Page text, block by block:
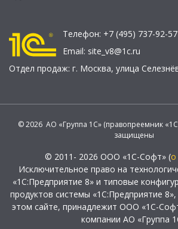
Телефон: +7 (495) 737-92-57
Email: site_v8@1c.ru
Отдел продаж: г. Москва, улица
© 2026 АО «Группа 1С» (правопреемник
защищены
© 2011- 2026 ООО «1С-Софт» (
Исключительное право на
«1С:Предприятие 8» и типовые
продуктов системы «1С:Предприятие
этом сайте, принадлежит ООО «1С-
компании АО «Группа